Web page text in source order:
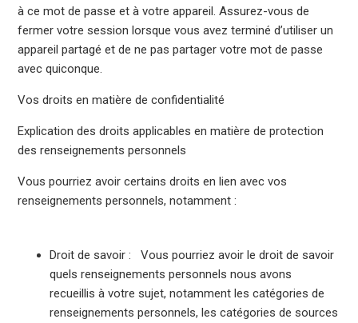
à ce mot de passe et à votre appareil. Assurez-vous de
fermer votre session lorsque vous avez terminé d’utiliser un
appareil partagé et de ne pas partager votre mot de passe
avec quiconque.
Vos droits en matière de confidentialité
Explication des droits applicables en matière de protection
des renseignements personnels
Vous pourriez avoir certains droits en lien avec vos
renseignements personnels, notamment :
Droit de savoir : Vous pourriez avoir le droit de savoir
quels renseignements personnels nous avons
recueillis à votre sujet, notamment les catégories de
renseignements personnels, les catégories de sources